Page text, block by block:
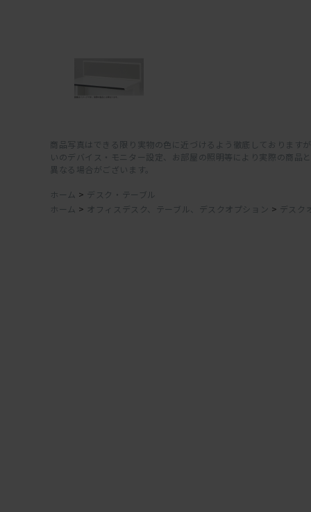
商品写真はできる限り実物の色に近づけるよう徹底しております
いのデバイス・モニター設定、お部屋の照明等により実際の商品
異なる場合がございます。
ホーム > デスク・テーブル
ホーム > オフィスデスク、テーブル、デスクオプション > デスク